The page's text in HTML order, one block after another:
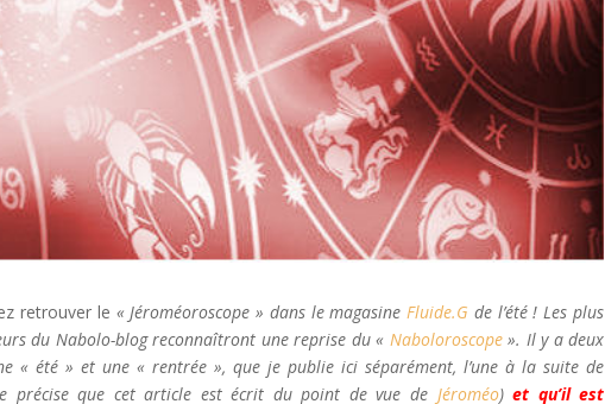
retrouver le « Jéroméoroscope » dans le magasineFluide.G de l’été ! Les plus
du Nabolo-blog reconnaîtront une reprise du « Naboloroscope». Il y a deux
« été » et une « rentrée », que je publie ici séparément, l’une à la suite de
précise que cet article est écrit du point de vue de Jéroméo)et qu’il est